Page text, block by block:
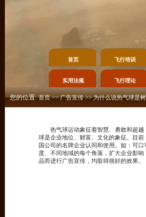
首页 飞行培训
实用法规 飞行理论
您的位置:首页>>广告宣传>>为什么说热气球是
热气球运动象征着智慧、勇敢和超越
球是企业地位、财富、文化的象征。目
国公司的名牌企业认同和使用。如：可
度、不同地域的每个角落，扩大企业影
品而进行广告宣传，均取得很好的效果。